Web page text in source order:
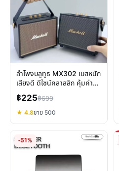
ลำโพงบลูทูธ MX302 เบสหนัก
เสียงดี ดีไซน์คลาสสิก คุ้มค่าทุก
ปาร์ตี้
฿225฿699
★ 4.8ขาย 500
-51%